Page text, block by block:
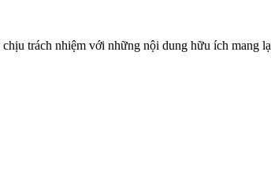
trách nhiệm với những nội dung hữu ích mang